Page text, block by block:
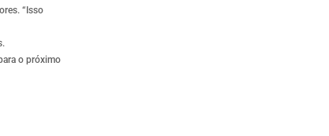
“Isso
o próximo